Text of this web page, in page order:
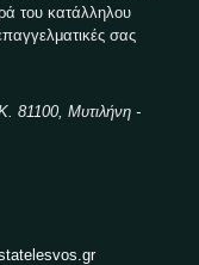
του κατάλληλου
σας
81100, Μυτιλήνη -